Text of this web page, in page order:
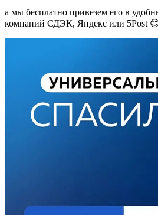
а мы бесплатно привезем его в
компаний СДЭК, Яндекс или 5Post